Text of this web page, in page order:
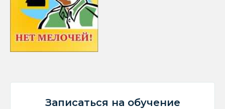
Записаться на обучение